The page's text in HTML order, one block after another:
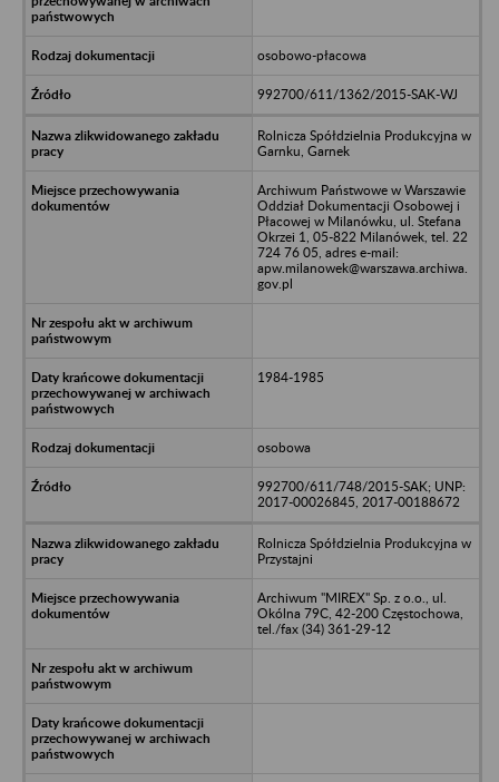
osobowo-płacowa
992700/611/1362/2015-SAK-WJ
Rolnicza Spółdzielnia Produkcyjna w
Garnku, Garnek
Archiwum Państwowe w Warszawie
Oddział Dokumentacji Osobowej i
Płacowej w Milanówku, ul. Stefana
Okrzei 1, 05-822 Milanówek, tel. 22
724 76 05, adres e-mail:
apw.milanowek@warszawa.archiwa.
gov.pl
1984-1985
osobowa
992700/611/748/2015-SAK; UNP:
2017-00026845, 2017-00188672
Rolnicza Spółdzielnia Produkcyjna w
Przystajni
Archiwum "MIREX" Sp. z o.o., ul.
Okólna 79C, 42-200 Częstochowa,
tel./fax (34) 361-29-12